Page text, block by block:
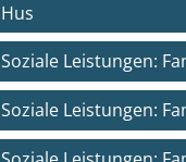
Hus
Soziale Leistungen:
Soziale Leistungen: